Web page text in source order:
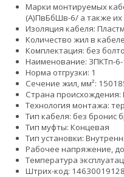
Марки монтируемых
(А)ПвБбШв-6/ а также
Изоляция кабеля:
Количество жил в
Комплектация: без
Наименование: 3ПКТп-
Норма отгрузки: 1
Сечение жил, мм²: 150
Страна происхождения:
Технология монтажа:
Тип кабеля: без бронис
Тип муфты: Концевая
Тип установки:
Рабочее напряжение, до
Температура
Штрих-код: